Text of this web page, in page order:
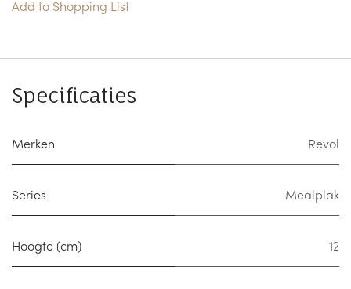
Add to Shopping List
Specificaties
Merken Revol
Series Mealplak
Hoogte (cm) 12